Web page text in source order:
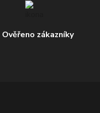
Ověřeno zákazníky